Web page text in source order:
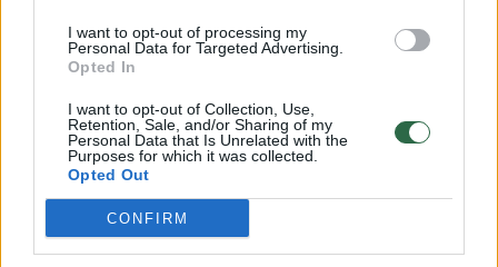
I want to opt-out of processing my
Personal Data for Targeted Advertising.
Opted In
I want to opt-out of Collection, Use,
Retention, Sale, and/or Sharing of my
Personal Data that Is Unrelated with the
Purposes for which it was collected.
Opted Out
CONFIRM
Lietuvos tremtiniams Sibire geriau nei gimtinėje?
Žinios | Lietuvos diena
Lietuviškas rūpintojėlis rusams – terorizmo simbolis